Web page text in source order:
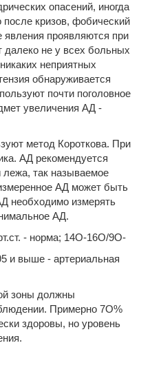
опасений, иногда
после кризов, фобический
проявляются при
не у всех больных
неприятных
обнаруживается
почти поголовное
увеличения АД -
метод Короткова. При
АД рекомендуется
лежа, так называемое
АД может быть
необходимо измерять
АД.
- норма; 14О-16О/9О-
и выше - артериальная
зоны должны
Примерно 7О%
здоровы, но уровень